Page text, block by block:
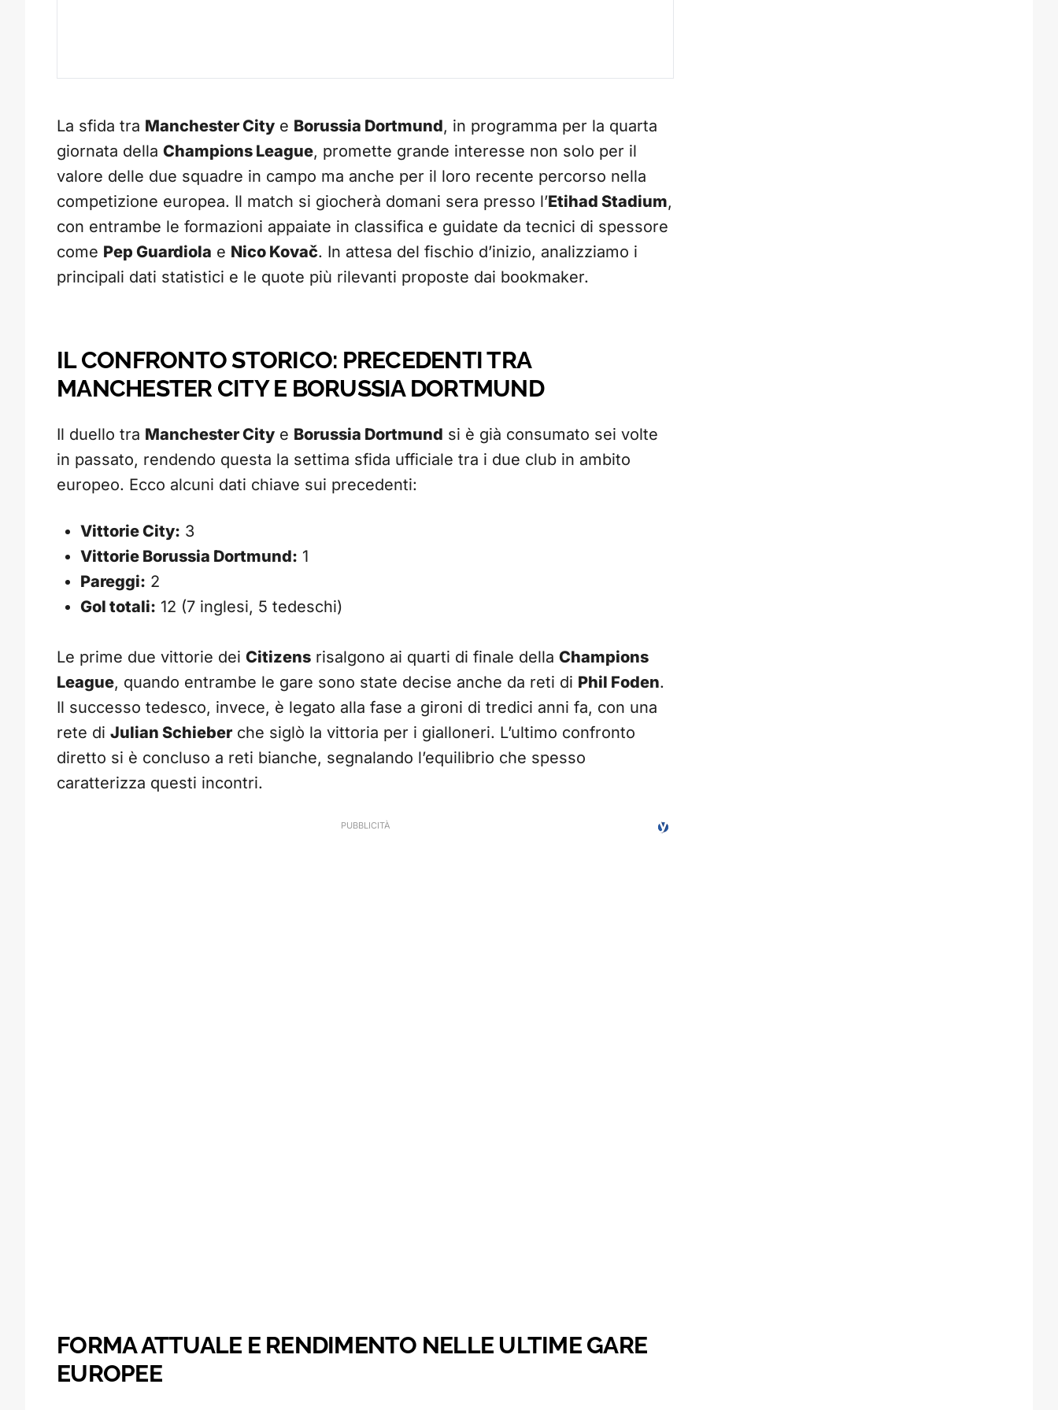
La sfida tra Manchester City e Borussia Dortmund, in programma per la quarta
giornata della Champions League, promette grande interesse non solo per il
valore delle due squadre in campo ma anche per il loro recente percorso nella
competizione europea. Il match si giocherà domani sera presso l’Etihad Stadium,
con entrambe le formazioni appaiate in classifica e guidate da tecnici di spessore
come Pep Guardiola e Nico Kovač. In attesa del fischio d’inizio, analizziamo i
principali dati statistici e le quote più rilevanti proposte dai bookmaker.
IL CONFRONTO STORICO: PRECEDENTI TRA
MANCHESTER CITY E BORUSSIA DORTMUND
Il duello tra Manchester City e Borussia Dortmund si è già consumato sei volte
in passato, rendendo questa la settima sfida ufficiale tra i due club in ambito
europeo. Ecco alcuni dati chiave sui precedenti:
Vittorie City: 3
Vittorie Borussia Dortmund: 1
Pareggi: 2
Gol totali: 12 (7 inglesi, 5 tedeschi)
Le prime due vittorie dei Citizens risalgono ai quarti di finale della Champions
League, quando entrambe le gare sono state decise anche da reti di Phil Foden.
Il successo tedesco, invece, è legato alla fase a gironi di tredici anni fa, con una
rete di Julian Schieber che siglò la vittoria per i gialloneri. L’ultimo confronto
diretto si è concluso a reti bianche, segnalando l’equilibrio che spesso
caratterizza questi incontri.
FORMA ATTUALE E RENDIMENTO NELLE ULTIME GARE
EUROPEE